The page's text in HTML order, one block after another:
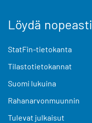
Löydä nopeasti
StatFin-tietokanta
Tilastotietokannat
Suomi lukuina
Rahanarvonmuunnin
Tulevat julkaisut